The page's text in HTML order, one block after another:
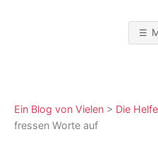
Ein Blog von Vielen > Die
fressen Worte auf